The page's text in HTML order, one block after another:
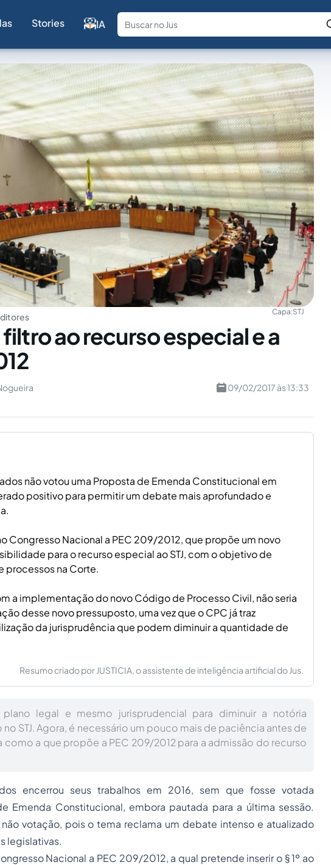
Stories IA
Fale com a IA Buscar no Jus
Capa:STJ
ao recurso especial e a
09/02/2017 às 13:33
não votou uma Proposta de Emenda Constitucional em
positivo para permitir um debate mais aprofundado e
Congresso Nacional a PEC 209/2012, que propõe um novo
para o recurso especial ao STJ, com o objetivo de
processos na Corte.
a implementação do novo Código de Processo Civil, não seria
desse novo pressuposto, uma vez que o CPC já traz
da jurisprudência que podem diminuir a quantidade de
Resumo criado por JUSTICIA, o assistente de inteligência artificial do Jus.
legal e mesmo jurisprudencial para diminuir a notória
STJ. Agora, é necessário um pouco mais de paciência antes de
como a que propõe a PEC 209/2012 para a admissão do recurso
encerrou seus trabalhos em 2016, sem que fosse votada
Emenda Constitucional, embora pautada para a última sessão.
votação, pois o tema reclama um debate intenso e atualizado
legislativas.
Nacional a PEC 209/2012, a qual pretende inserir o § 1º ao